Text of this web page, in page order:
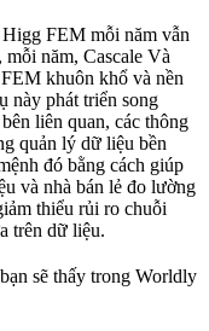
FEM mỗi năm vẫn
năm, Cascale Và
khuôn khổ và nền
này phát triển song
liên quan, các thông
quản lý dữ liệu bền
đó bằng cách giúp
và nhà bán lẻ đo lường
thiểu rủi ro chuỗi
trên dữ liệu.
sẽ thấy trong Worldly